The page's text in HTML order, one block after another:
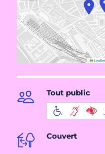
Leaflet
Tout public
Couvert